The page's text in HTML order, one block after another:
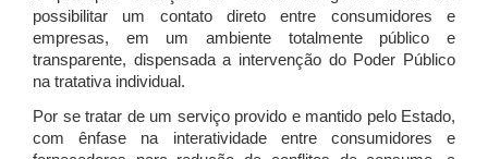
possibilitar um contato direto entre consumidores e
empresas, em um ambiente totalmente público e
transparente, dispensada a intervenção do Poder Público
na tratativa individual.
Por se tratar de um serviço provido e mantido pelo Estado,
com ênfase na interatividade entre consumidores e